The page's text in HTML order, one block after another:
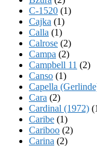
C-1520 (1)
Cajka (1)
Calla (1)
Calrose (2)
Campa (2)
Campbell 11 (2)
Canso (1)
Capella
Cara (2)
Cardinal (1972)
Caribe (1)
Cariboo (2)
Carina (2)